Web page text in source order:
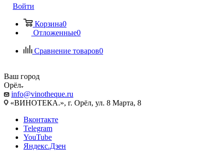
Войти
Корзина0
Отложенные0
Сравнение товаров0
Ваш город
Орёл
info@vinotheque.ru
«ВИНОТЕКА.», г. Орёл, ул. 8 Марта, 8
Вконтакте
Telegram
YouTube
Яндекс.Дзен